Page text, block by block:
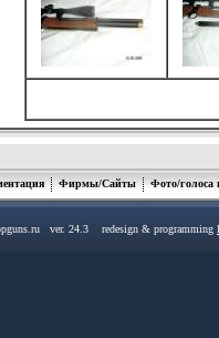
Фирмы/Сайты Фото/голоса
ver. 24.3 redesign & programming